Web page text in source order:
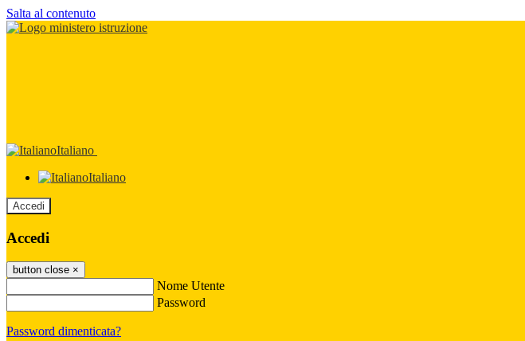
Salta al contenuto
Italiano
Italiano
Accedi
Accedi
button close ×
Nome Utente
Password
Password dimenticata?